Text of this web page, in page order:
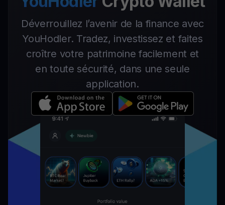
Déverrouillez l’avenir de la finance avec
YouHodler. Tradez, investissez et faites
croître votre patrimoine facilement et
en toute sécurité, dans une seule
application.